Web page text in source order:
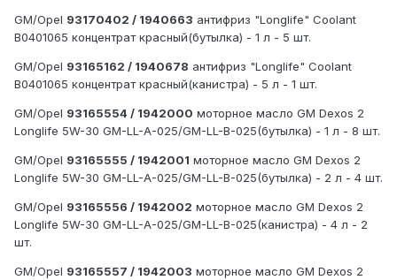
GM/Opel 93170402 / 1940663 антифриз "Longlife" Coolant
B0401065 концентрат красный(бутылка) - 1 л - 5 шт.
GM/Opel 93165162 / 1940678 антифриз "Longlife" Coolant
B0401065 концентрат красный(канистра) - 5 л - 1 шт.
GM/Opel 93165554 / 1942000 моторное масло GM Dexos 2
Longlife 5W-30 GM-LL-A-025/GM-LL-B-025(бутылка) - 1 л - 8 шт.
GM/Opel 93165555 / 1942001 моторное масло GM Dexos 2
Longlife 5W-30 GM-LL-A-025/GM-LL-B-025(бутылка) - 2 л - 4 шт.
GM/Opel 93165556 / 1942002 моторное масло GM Dexos 2
Longlife 5W-30 GM-LL-A-025/GM-LL-B-025(канистра) - 4 л - 2
шт.
GM/Opel 93165557 / 1942003 моторное масло GM Dexos 2